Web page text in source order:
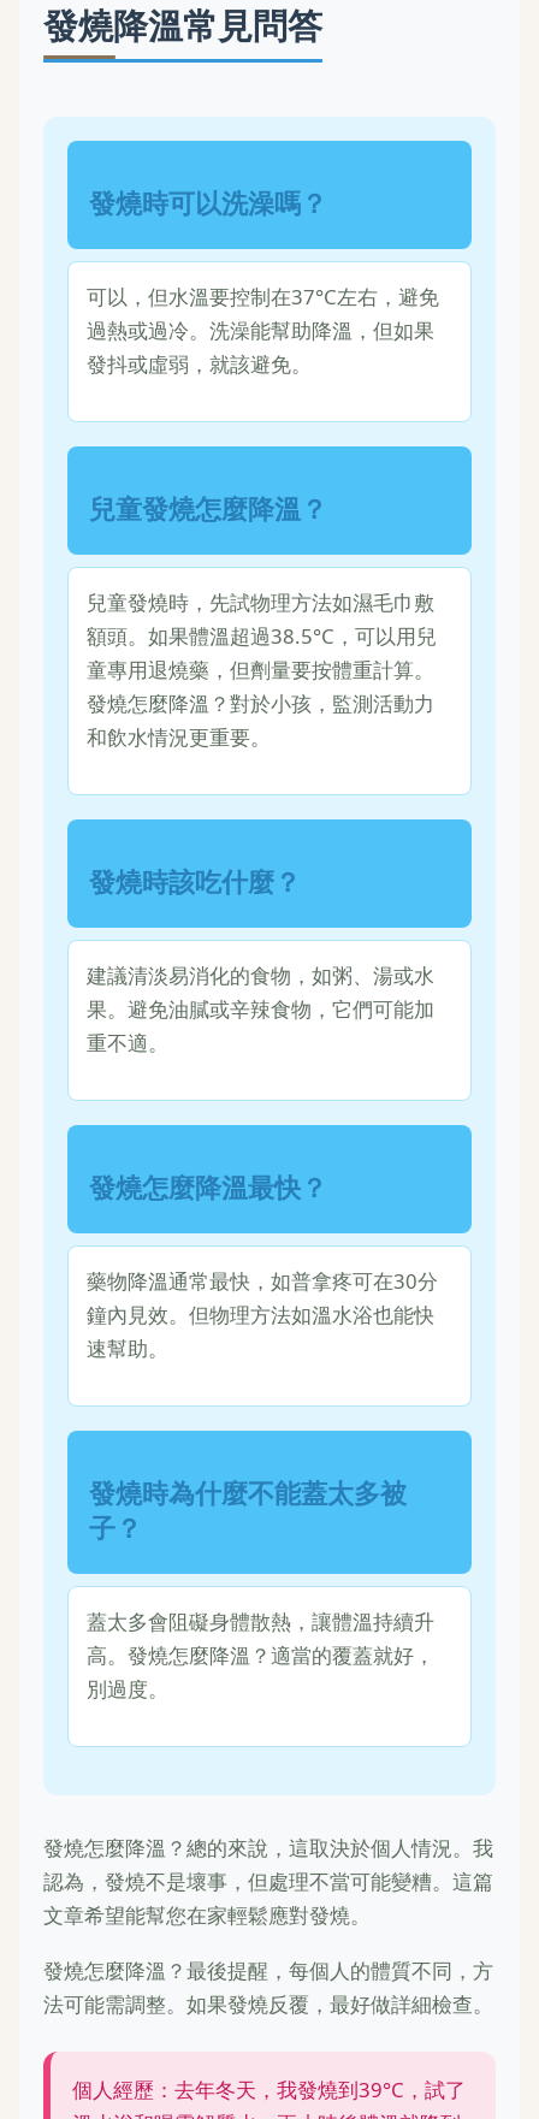
發燒降溫常見問答
發燒時可以洗澡嗎？
可以，但水溫要控制在37°C左右，避免
過熱或過冷。洗澡能幫助降溫，但如果
發抖或虛弱，就該避免。
兒童發燒怎麼降溫？
兒童發燒時，先試物理方法如濕毛巾敷
額頭。如果體溫超過38.5°C，可以用兒
童專用退燒藥，但劑量要按體重計算。
發燒怎麼降溫？對於小孩，監測活動力
和飲水情況更重要。
發燒時該吃什麼？
建議清淡易消化的食物，如粥、湯或水
果。避免油膩或辛辣食物，它們可能加
重不適。
發燒怎麼降溫最快？
藥物降溫通常最快，如普拿疼可在30分
鐘內見效。但物理方法如溫水浴也能快
速幫助。
發燒時為什麼不能蓋太多被
子？
蓋太多會阻礙身體散熱，讓體溫持續升
高。發燒怎麼降溫？適當的覆蓋就好，
別過度。
發燒怎麼降溫？總的來說，這取決於個人情況。我
認為，發燒不是壞事，但處理不當可能變糟。這篇
文章希望能幫您在家輕鬆應對發燒。
發燒怎麼降溫？最後提醒，每個人的體質不同，方
法可能需調整。如果發燒反覆，最好做詳細檢查。
個人經歷：去年冬天，我發燒到39°C，試了